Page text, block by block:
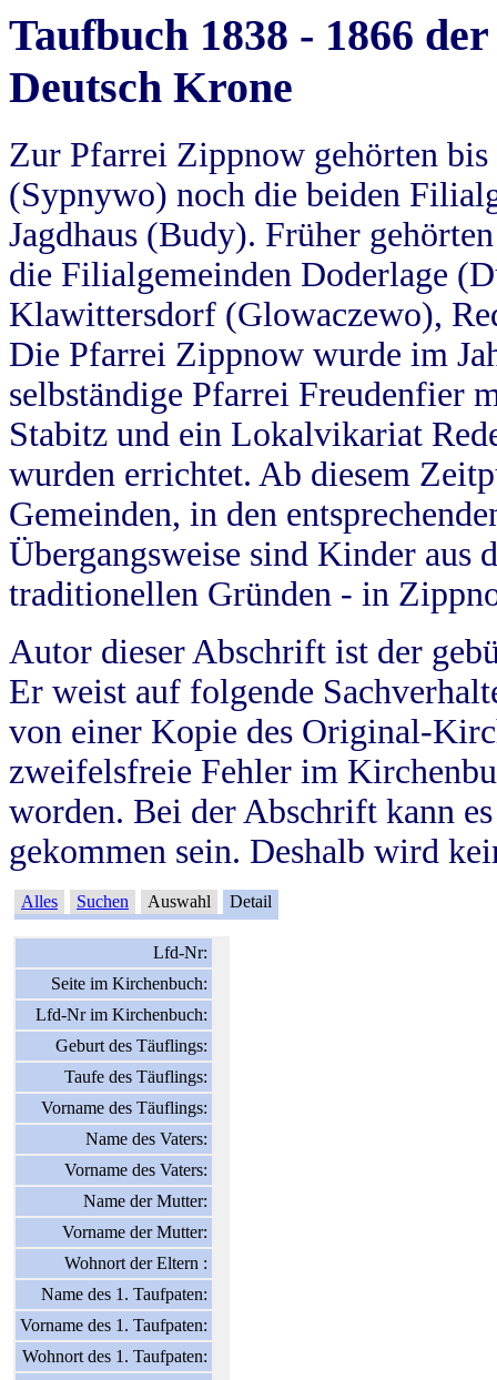
Taufbuch 1838 - 1866
Deutsch Krone
Zur Pfarrei Zippnow gehörten
(Sypnywo) noch die beiden
Jagdhaus (Budy). Früher
die Filialgemeinden Doderlage
Klawittersdorf (Glowaczewo),
Die Pfarrei Zippnow wurde im
selbständige Pfarrei Freudenfier
Stabitz und ein Lokalvikariat
wurden errichtet. Ab diesem
Gemeinden, in den
Übergangsweise sind Kinder aus
traditionellen Gründen - in
Autor dieser Abschrift ist der
Er weist auf folgende
von einer Kopie des Original-
zweifelsfreie Fehler im
worden. Bei der Abschrift kann
gekommen sein. Deshalb wird
Alles Suchen Auswahl Detail
Lfd-Nr:
Seite im Kirchenbuch:
Lfd-Nr im Kirchenbuch:
Geburt des Täuflings:
Taufe des Täuflings:
Vorname des Täuflings:
Name des Vaters:
Vorname des Vaters:
Name der Mutter:
Vorname der Mutter:
Wohnort der Eltern :
Name des 1. Taufpaten:
Vorname des 1. Taufpaten:
Wohnort des 1. Taufpaten: